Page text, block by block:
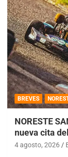
BREVES
NORESTE
nueva cita
4 agosto, 2026